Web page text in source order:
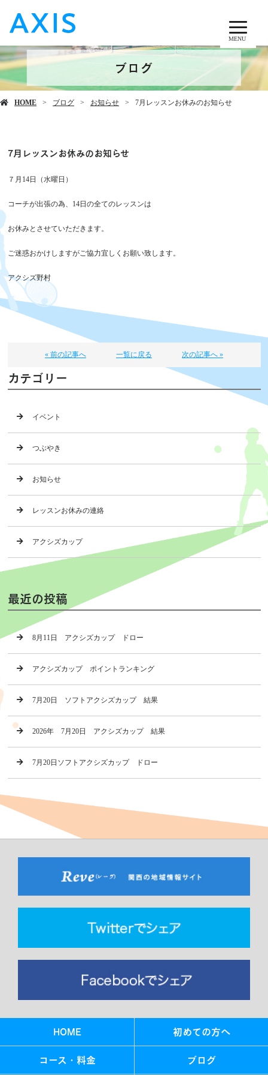
MENU
ブログ
HOME ブログ お知らせ 7月レッスンお休みのお知らせ
7月レッスンお休みのお知らせ
７月14日（水曜日）
コーチが出張の為、14日の全てのレッスンは
お休みとさせていただきます。
ご迷惑おかけしますがご協力宜しくお願い致します。
アクシズ野村
« 前の記事へ 一覧に戻る 次の記事へ »
カテゴリー
イベント
つぶやき
お知らせ
レッスンお休みの連絡
アクシズカップ
最近の投稿
8月11日 アクシズカップ ドロー
アクシズカップ ポイントランキング
7月20日 ソフトアクシズカップ 結果
2026年 7月20日 アクシズカップ 結果
7月20日ソフトアクシズカップ ドロー
HOME 初めての方へ
コース・料金 ブログ